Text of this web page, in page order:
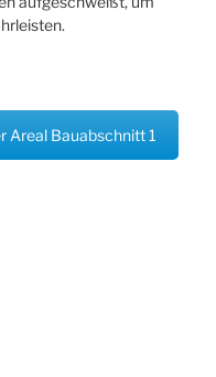
Areal Bauabschnitt 1